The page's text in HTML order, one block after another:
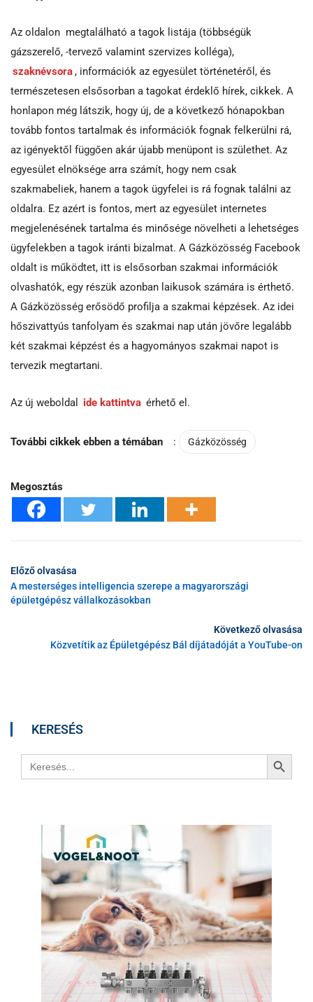
Az oldalon megtalálható a tagok listája (többségük
gázszerelő, -tervező valamint szervizes kolléga),
szaknévsora , információk az egyesület történetéről, és
természetesen elsősorban a tagokat érdeklő hírek, cikkek. A
honlapon még látszik, hogy új, de a következő hónapokban
tovább fontos tartalmak és információk fognak felkerülni rá,
az igényektől függően akár újabb menüpont is születhet. Az
egyesület elnöksége arra számít, hogy nem csak
szakmabeliek, hanem a tagok ügyfelei is rá fognak találni az
oldalra. Ez azért is fontos, mert az egyesület internetes
megjelenésének tartalma és minősége növelheti a lehetséges
ügyfelekben a tagok iránti bizalmat. A Gázközösség Facebook
oldalt is működtet, itt is elsősorban szakmai információk
olvashatók, egy részük azonban laikusok számára is érthető.
A Gázközösség erősödő profilja a szakmai képzések. Az idei
hőszivattyús tanfolyam és szakmai nap után jövőre legalább
két szakmai képzést és a hagyományos szakmai napot is
tervezik megtartani.
Az új weboldal ide kattintva érhető el.
További cikkek ebben a témában : Gázközösség
Megosztás
Előző olvasása
A mesterséges intelligencia szerepe a magyarországi
épületgépész vállalkozásokban
Következő olvasása
Közvetítik az Épületgépész Bál díjátadóját a YouTube-on
KERESÉS
Search
for:
Search Button